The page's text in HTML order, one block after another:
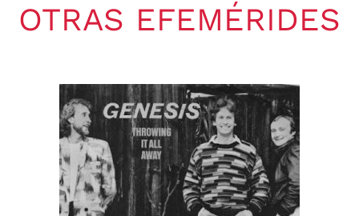
OTRAS EFEMÉRIDES